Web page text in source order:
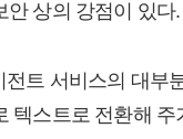
안 상의 강점이 있다.
트 서비스의 대부
텍스트로 전환해